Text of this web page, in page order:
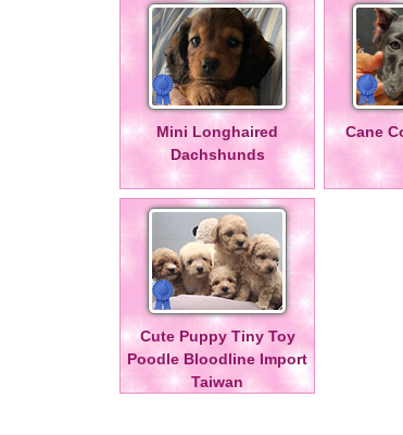
Mini Longhaired
Dachshunds
Cane
Cute Puppy Tiny Toy
Poodle Bloodline Import
Taiwan